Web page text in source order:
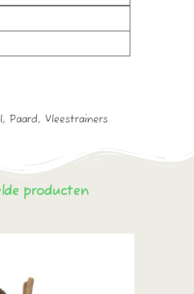
, Paard, Vleestrainers
producten